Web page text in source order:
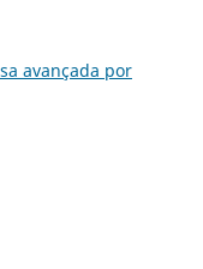
avançada por